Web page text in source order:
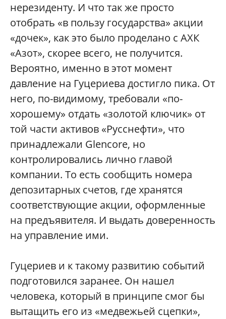
нерезиденту. И что так же просто
отобрать «в пользу государства» акции
«дочек», как это было проделано с АХК
«Азот», скорее всего, не получится.
Вероятно, именно в этот момент
давление на Гуцериева достигло пика. От
него, по-видимому, требовали «по-
хорошему» отдать «золотой ключик» от
той части активов «Русснефти», что
принадлежали Glencore, но
контролировались лично главой
компании. То есть сообщить номера
депозитарных счетов, где хранятся
соответствующие акции, оформленные
на предъявителя. И выдать доверенность
на управление ими.
Гуцериев и к такому развитию событий
подготовился заранее. Он нашел
человека, который в принципе смог бы
вытащить его из «медвежьей сцепки»,